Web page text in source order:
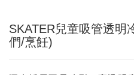
SKATER兒童吸管透明
們/烹飪)